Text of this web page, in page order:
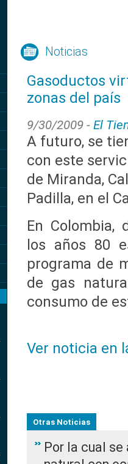
Noticias
Gasoductos
zonas del país
9/30/2009 - El
A futuro, se
con este
de Miranda,
Padilla, en el
En Colombia,
los años 80
programa de
de gas
consumo de
Ver noticia en
Otras Noticias
Por la cual